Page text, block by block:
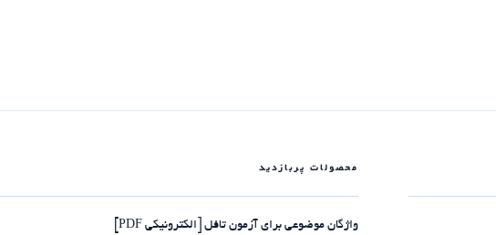
محصولات پربازدید
واژگان موضوعی برای آزمون تافل [الکترونیکی PDF]